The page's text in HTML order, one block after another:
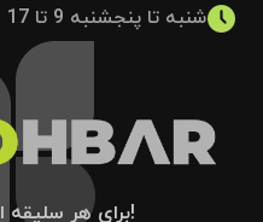
شنبه تا پنجشنبه 9 تا 17 - پنجشنبه 9 تا 13
!برای هر